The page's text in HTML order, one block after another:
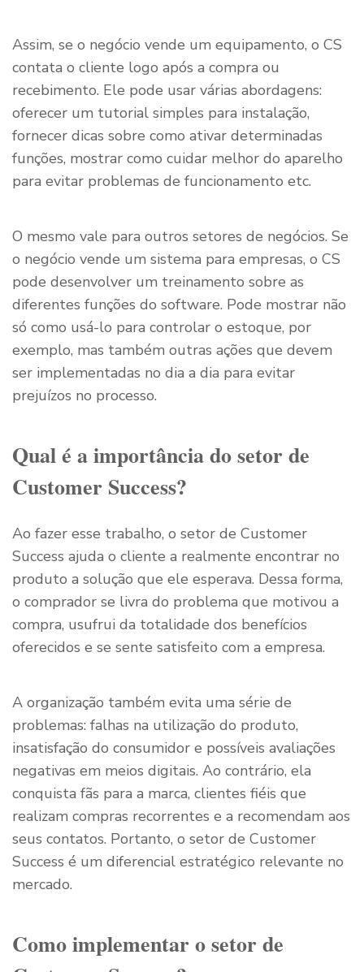
Assim, se o negócio vende um equipamento, o CS
contata o cliente logo após a compra ou
recebimento. Ele pode usar várias abordagens:
oferecer um tutorial simples para instalação,
fornecer dicas sobre como ativar determinadas
funções, mostrar como cuidar melhor do aparelho
para evitar problemas de funcionamento etc.
O mesmo vale para outros setores de negócios. Se
o negócio vende um sistema para empresas, o CS
pode desenvolver um treinamento sobre as
diferentes funções do software. Pode mostrar não
só como usá-lo para controlar o estoque, por
exemplo, mas também outras ações que devem
ser implementadas no dia a dia para evitar
prejuízos no processo.
Qual é a importância do setor de
Customer Success?
Ao fazer esse trabalho, o setor de Customer
Success ajuda o cliente a realmente encontrar no
produto a solução que ele esperava. Dessa forma,
o comprador se livra do problema que motivou a
compra, usufrui da totalidade dos benefícios
oferecidos e se sente satisfeito com a empresa.
A organização também evita uma série de
problemas: falhas na utilização do produto,
insatisfação do consumidor e possíveis avaliações
negativas em meios digitais. Ao contrário, ela
conquista fãs para a marca, clientes fiéis que
realizam compras recorrentes e a recomendam aos
seus contatos. Portanto, o setor de Customer
Success é um diferencial estratégico relevante no
mercado.
Como implementar o setor de